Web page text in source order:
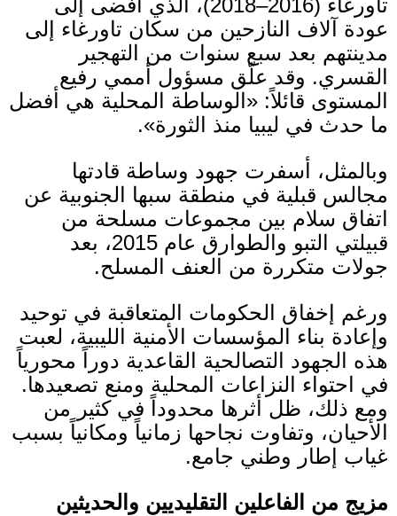
تاورغاء (2016–2018)
، الذي أفضى إلى
عودة آلاف النازحين من سكان تاورغاء إلى
مدينتهم بعد سبع سنوات من التهجير
القسري. وقد علّق مسؤول أممي رفيع
المستوى قائلاً: « الوساطة المحلية هي أفضل
ما حدث في ليبيا منذ الثورة».
وبالمثل، أسفرت جهود وساطة قادتها
مجالس قبلية في منطقة سبها الجنوبية عن
اتفاق سلام بين مجموعات مسلحة من
قبيلتي التبو والطوارق عام 2015، بعد
جولات متكررة من العنف المسلح.
ورغم إخفاق الحكومات المتعاقبة في توحيد
وإعادة بناء المؤسسات الأمنية الليبية، لعبت
هذه الجهود التصالحية القاعدية دوراً محورياً
في احتواء النزاعات المحلية ومنع تصعيدها.
ومع ذلك، ظل أثرها محدوداً في كثير من
الأحيان، وتفاوت نجاحها زمانياً ومكانياً بسبب
غياب إطار وطني جامع.
مزيج من الفاعلين التقليديين والحديثين